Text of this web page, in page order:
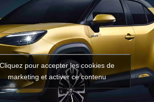
pour accepter les cookies de
marketing et activer ce contenu